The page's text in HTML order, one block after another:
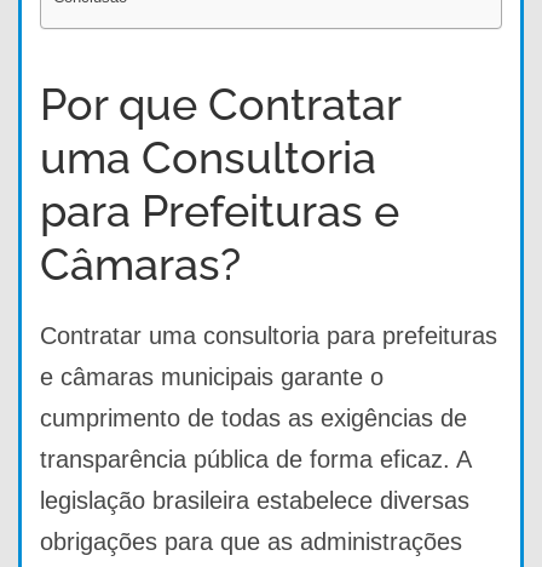
Por que Contratar
uma Consultoria
para Prefeituras e
Câmaras?
Contratar uma consultoria para prefeituras
e câmaras municipais garante o
cumprimento de todas as exigências de
transparência pública de forma eficaz. A
legislação brasileira estabelece diversas
obrigações para que as administrações